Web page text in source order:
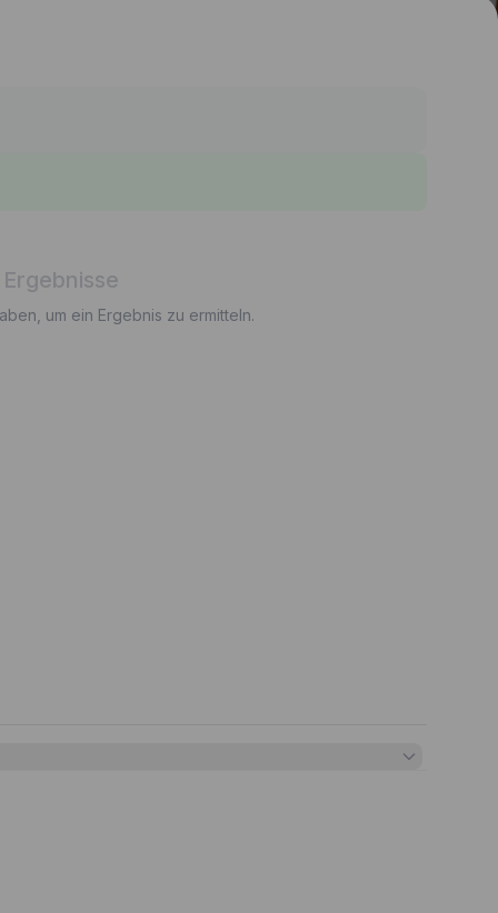
um ein Ergebnis zu ermitteln.